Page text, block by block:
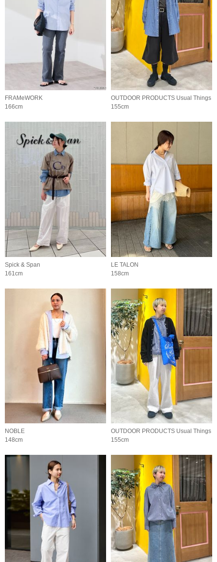
FRAMeWORK
166cm
OUTDOOR PRODUCTS Usual Things
155cm
Spick & Span
161cm
LE TALON
158cm
NOBLE
148cm
OUTDOOR PRODUCTS Usual Things
155cm